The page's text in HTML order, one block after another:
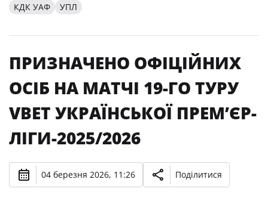
КДК УАФ УПЛ
ПРИЗНАЧЕНО ОФІЦІЙНИХ
ОСІБ НА МАТЧІ 19-ГО ТУРУ
VBET УКРАЇНСЬКОЇ ПРЕМʼЄР-
ЛІГИ-2025/2026
04 березня 2026, 11:26 Поділитися